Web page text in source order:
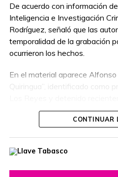
De acuerdo con información
Inteligencia e Investigación
Rodríguez, señaló que las
temporalidad de la grabación
ocurrieron los hechos.
En el material aparece Alfonso
Quiringua”, identificado como
operativo interinstitucional
de la Defensa Nacional.
Unidos, que habían ofrecido
CONTINUAR